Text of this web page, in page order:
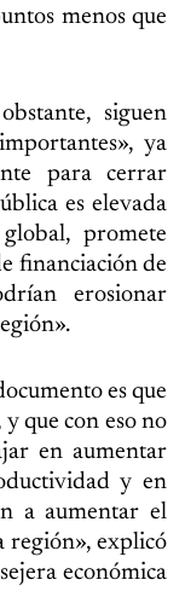
menos que
siguen
ya
para cerrar
es elevada
promete
financiación de
erosionar
es que
que con eso no
en aumentar
y en
a aumentar el
región», explicó
económica